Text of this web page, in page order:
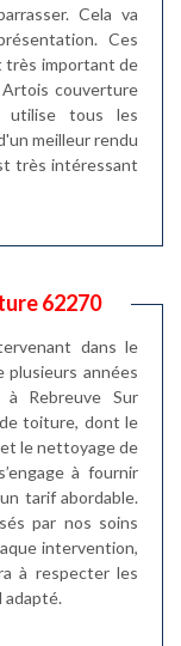
Cela va
Ces
très important de
couverture
utilise tous les
meilleur rendu
très intéressant
62270
dans le
plusieurs années
à Rebreuve Sur
toiture, dont le
le nettoyage de
à fournir
tarif abordable.
par nos soins
intervention,
à respecter les
adapté.